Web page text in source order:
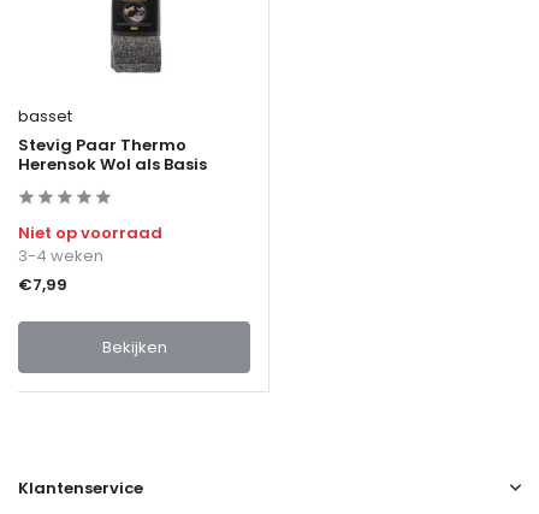
basset
Stevig Paar Thermo
Herensok Wol als Basis
Niet op voorraad
3-4 weken
€7,99
Bekijken
Klantenservice